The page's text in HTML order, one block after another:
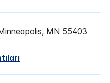
, MN 55403